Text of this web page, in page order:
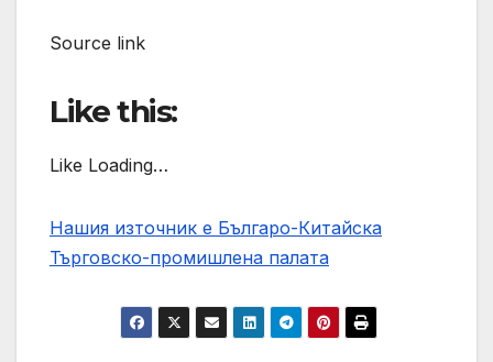
Source link
Like this:
Like Loading…
Нашия източник е Българо-Китайска
Търговско-промишлена палaта